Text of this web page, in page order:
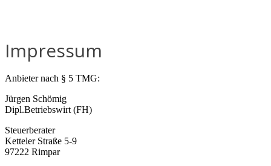
Impressum
Anbieter nach § 5 TMG:
Jürgen Schömig
Dipl.Betriebswirt (FH)
Steuerberater
Ketteler Straße 5-9
97222 Rimpar